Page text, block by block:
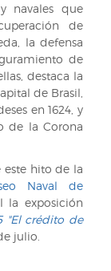
navales que
de
la defensa
de
destaca la
de Brasil,
en 1624, y
de la Corona
este hito de la
Naval de
la exposición
"El crédito de
julio.